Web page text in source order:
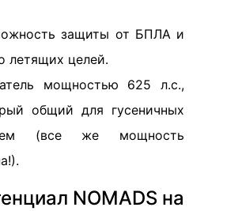
защиты от БПЛА и
летящих целей.
мощностью 625 л.с.,
общий для гусеничных
(все же мощность
NOMADS на